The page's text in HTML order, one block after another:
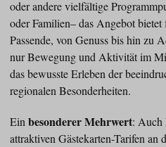
oder andere vielfältige
oder Familien– das Angebot
Passende, von Genuss bis hin zu
nur Bewegung und Aktivität im
das bewusste Erleben der
regionalen Besonderheiten.
Ein besondererMehrwert: Auch
attraktiven Gästekarten-Tarifen an